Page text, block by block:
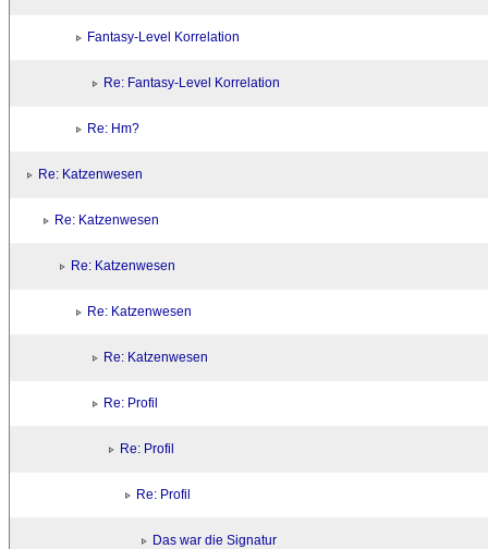
Fantasy-Level Korrelation
Re: Fantasy-Level Korrelation
Re: Hm?
Re: Katzenwesen
Re: Katzenwesen
Re: Katzenwesen
Re: Katzenwesen
Re: Katzenwesen
Re: Profil
Re: Profil
Re: Profil
Das war die Signatur